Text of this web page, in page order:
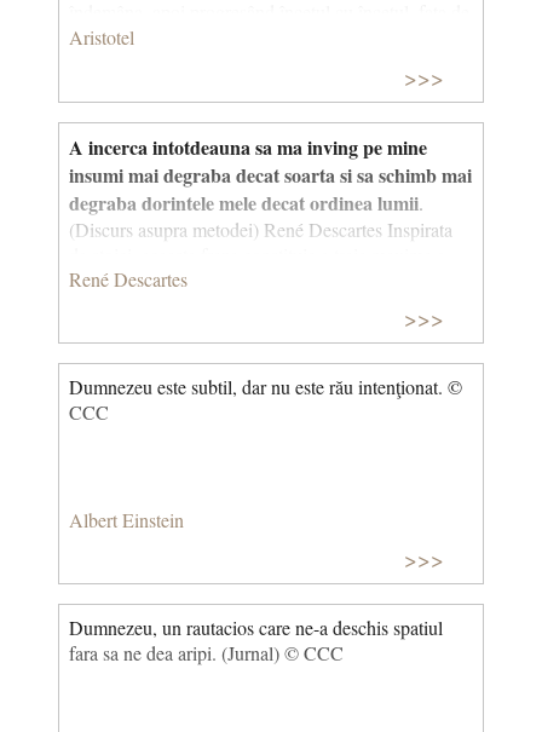
problemele mai mari". Aristotel Cu alte cuvinte,
nimic nu progreseaza de la sine. Filosoful este uimit
ca in timpul lui Aristotel filosofia se confunda cu
stiinta.
Aristotel
>>>
A incerca intotdeauna sa ma inving pe mine
insumi mai degraba decat soarta si sa schimb mai
degraba dorintele mele decat ordinea lumii.
(Discurs asupra metodei) René Descartes Inspirata
moralei provizorii. Spre deosebire de stoici,
definitive. In plus, în timp ce stoicii "doreau" ordinea
aceea, Descartes apare mai conformist decat Epictet.
René Descartes
>>>
Dumnezeu este subtil, dar nu este rău intenţionat. ©
CCC
Albert Einstein
>>>
Dumnezeu, un rautacios care ne-a deschis spatiul
fara sa ne dea aripi. (Jurnal) © CCC